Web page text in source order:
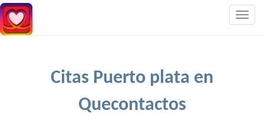
Citas Puerto plata en
Quecontactos